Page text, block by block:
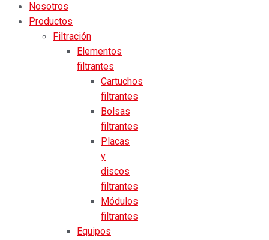
Nosotros
Productos
Filtración
Elementos
filtrantes
Cartuchos
filtrantes
Bolsas
filtrantes
Placas
y
discos
filtrantes
Módulos
filtrantes
Equipos